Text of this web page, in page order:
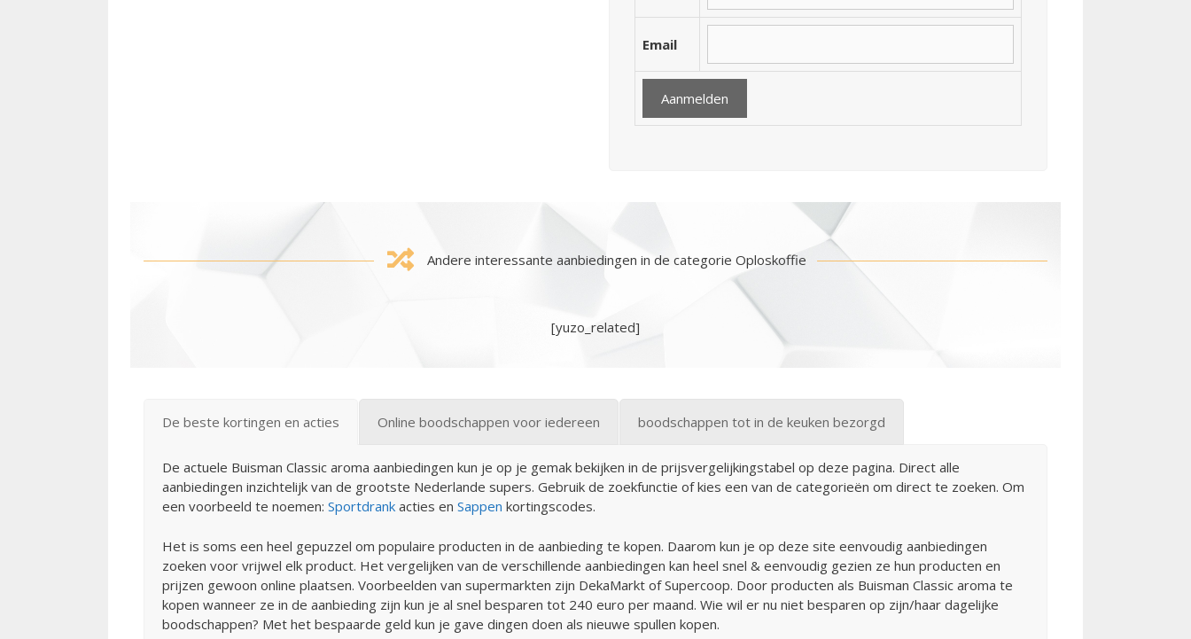
Email
Andere interessante aanbiedingen in de categorie Oploskoffie
[yuzo_related]
De beste kortingen en acties Online boodschappen voor iedereen boodschappen tot in de keuken bezorgd
De actuele Buisman Classic aroma aanbiedingen kun je op je gemak bekijken in de prijsvergelijkingstabel op deze pagina. Direct alle
aanbiedingen inzichtelijk van de grootste Nederlande supers. Gebruik de zoekfunctie of kies een van de categorieën om direct te zoeken. Om
een voorbeeld te noemen: Sportdrank acties en Sappen kortingscodes.
Het is soms een heel gepuzzel om populaire producten in de aanbieding te kopen. Daarom kun je op deze site eenvoudig aanbiedingen
zoeken voor vrijwel elk product. Het vergelijken van de verschillende aanbiedingen kan heel snel & eenvoudig gezien ze hun producten en
prijzen gewoon online plaatsen. Voorbeelden van supermarkten zijn DekaMarkt of Supercoop. Door producten als Buisman Classic aroma te
kopen wanneer ze in de aanbieding zijn kun je al snel besparen tot 240 euro per maand. Wie wil er nu niet besparen op zijn/haar dagelijke
boodschappen? Met het bespaarde geld kun je gave dingen doen als nieuwe spullen kopen.